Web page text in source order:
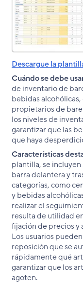
Descargue la
Cuándo se debe
de inventario de
bebidas alcohólicas,
propietarios de
los niveles de
garantizar que las
que haya
Características
plantilla, se
barra delantera y
categorías, como
y bebidas
realizar el
resulta de utilidad
fijación de precios y
Los usuarios
reposición que se
rápidamente qué
garantizar que los
agoten.